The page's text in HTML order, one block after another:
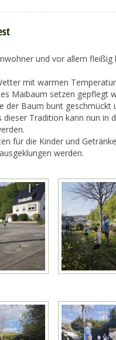
und vor allem
mit warmen
Maibaum setzen gepflegt
der Baum bunt geschmückt
dieser Tradition kann nun in
für die Kinder und
werden.